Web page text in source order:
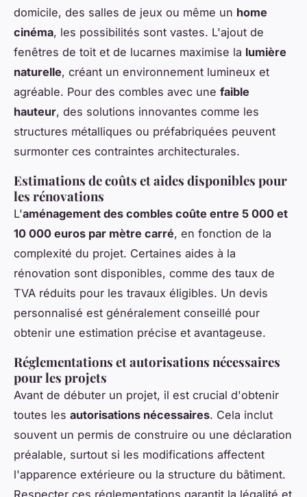
domicile, des salles de jeux ou même un home
cinéma, les possibilités sont vastes. L'ajout de
fenêtres de toit et de lucarnes maximise la lumière
naturelle, créant un environnement lumineux et
agréable. Pour des combles avec une faible
hauteur, des solutions innovantes comme les
structures métalliques ou préfabriquées peuvent
surmonter ces contraintes architecturales.
Estimations de coûts et aides disponibles pour
les rénovations
L'aménagement des combles coûte entre 5 000 et
10 000 euros par mètre carré, en fonction de la
complexité du projet. Certaines aides à la
rénovation sont disponibles, comme des taux de
TVA réduits pour les travaux éligibles. Un devis
personnalisé est généralement conseillé pour
obtenir une estimation précise et avantageuse.
Réglementations et autorisations nécessaires
pour les projets
Avant de débuter un projet, il est crucial d'obtenir
toutes les autorisations nécessaires. Cela inclut
souvent un permis de construire ou une déclaration
préalable, surtout si les modifications affectent
l'apparence extérieure ou la structure du bâtiment.
Respecter ces réglementations garantit la légalité et